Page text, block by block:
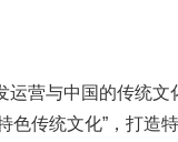
营与中国的传统文
传统文化”，打造